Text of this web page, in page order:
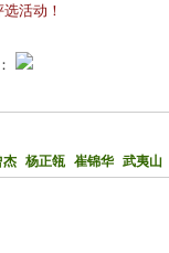
活动！
杰 杨正瓴 崔锦华 武夷山